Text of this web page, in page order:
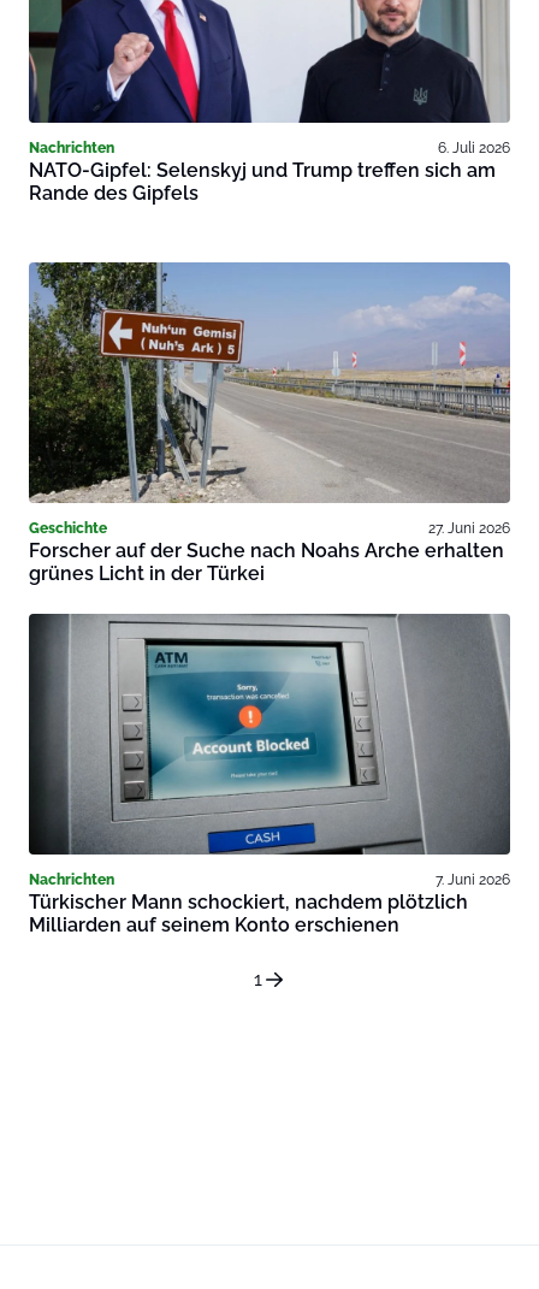
Nachrichten 6. Juli 2026
NATO-Gipfel: Selenskyj und Trump treffen sich am
Rande des Gipfels
Geschichte 27. Juni 2026
Forscher auf der Suche nach Noahs Arche erhalten
grünes Licht in der Türkei
Nachrichten 7. Juni 2026
Türkischer Mann schockiert, nachdem plötzlich
Milliarden auf seinem Konto erschienen
1